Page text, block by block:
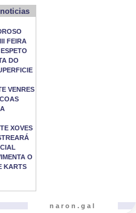
FEIRA
DO
VENRES
XOVES
O
KARTS
naron.gal